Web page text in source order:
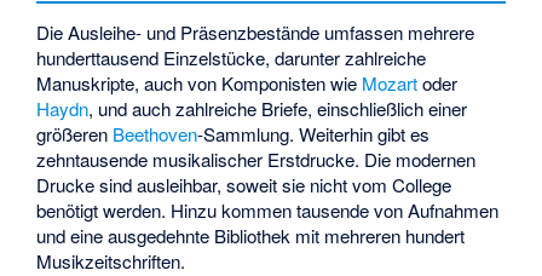
Die Ausleihe- und Präsenzbestände umfassen mehrere
hunderttausend Einzelstücke, darunter zahlreiche
Manuskripte, auch von Komponisten wie Mozartoder
Haydn, und auch zahlreiche Briefe, einschließlich einer
größeren Beethoven-Sammlung. Weiterhin gibt es
zehntausende musikalischer Erstdrucke. Die modernen
Drucke sind ausleihbar, soweit sie nicht vom College
benötigt werden. Hinzu kommen tausende von Aufnahmen
und eine ausgedehnte Bibliothek mit mehreren hundert
Musikzeitschriften.